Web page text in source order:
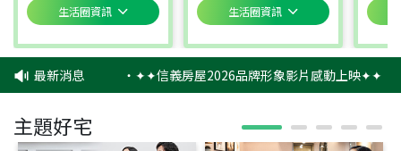
生活圈資訊 生活圈資訊
最新消息 ‧✦✦信義房屋2026品牌形象影片感動上映✦✦
主題好宅